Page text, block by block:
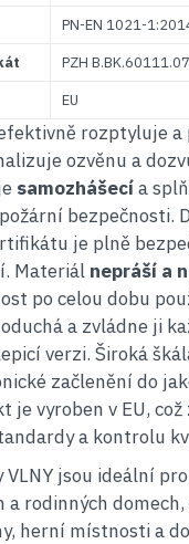
PN-EN 1021-
PZH
EU
rozptyluje a
ozvěnu a
samozhášecía
bezpečnosti.
je plně
Materiál nepráší a
po celou dobu
a zvládne ji
verzi. Široká
začlenění do
je vyroben v EU,
a kontrolu
jsou ideální
a rodinných
herní místnosti a